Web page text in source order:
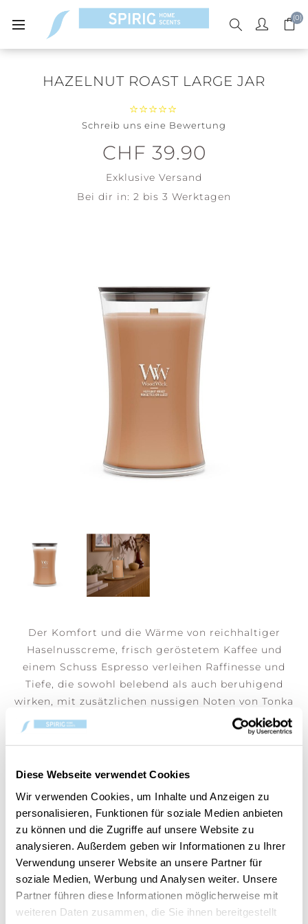
Diese Webseite verwendet Cookies
Wir verwenden Cookies, um Inhalte und Anzeigen zu
personalisieren, Funktionen für soziale Medien anbieten
zu können und die Zugriffe auf unsere Website zu
analysieren. Außerdem geben wir Informationen zu Ihrer
Verwendung unserer Website an unsere Partner für
soziale Medien, Werbung und Analysen weiter. Unsere
Partner führen diese Informationen möglicherweise mit
weiteren Daten zusammen, die Sie ihnen bereitgestellt
(0)
HAZELNUT ROAST LARGE JAR
Schreib uns eine Bewertung
CHF 39.90
Exklusive Versand
Bei dir in: 2 bis 3 Werktagen
Der Komfort und die Wärme von reichhaltiger
Haselnusscreme, frisch geröstetem Kaffee und
einem Schuss Espresso verleihen Raffinesse und
Tiefe, die sowohl belebend als auch beruhigend
wirken, mit zusätzlichen nussigen Noten von Tonka
(Preis pro Stk)
DEM WARENKORB HINZUFÜGEN
Artikelnummer: 10.93877.0000-1